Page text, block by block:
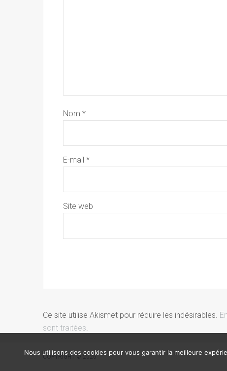
Nom *
E-mail *
Site web
Ce site utilise Akismet pour réduire les indésirables.
sont traitées.
COPYRIGHT © 2026
Nous utilisons des cookies pour vous garantir la meilleure